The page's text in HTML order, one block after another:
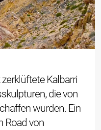
Kalbarri
die von
wurden. Ein
Road von